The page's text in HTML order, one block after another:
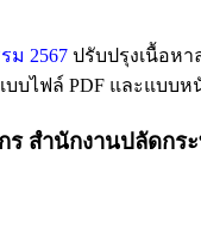
ม 2567 ปรับปรุงเนื้อหา
บไฟล์ PDF และแบบห
สำนักงานปลัดกร